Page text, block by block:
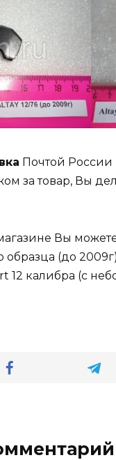
Почтой
за товар, Вы
Вы
образца (до
12 калибра (с